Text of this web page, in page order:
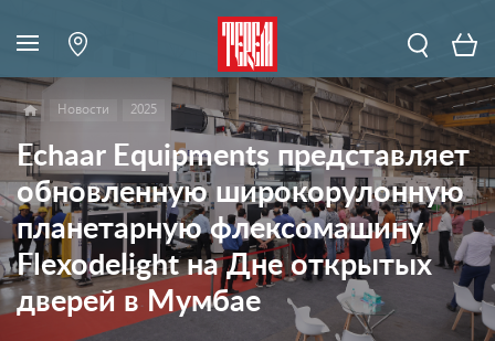
Новости 2025
Echaar Equipments представляет
обновленную широкорулонную
планетарную флексомашину
Flexodelight на Дне открытых
дверей в Мумбае